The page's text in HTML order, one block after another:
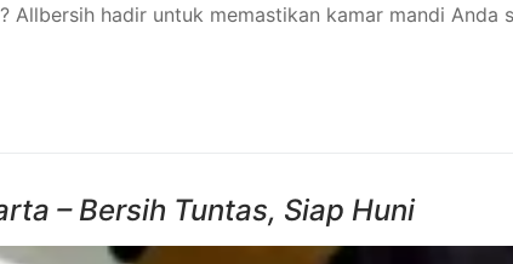
Allbersih hadir untuk memastikan kamar mandi Anda
– Bersih Tuntas, Siap Huni